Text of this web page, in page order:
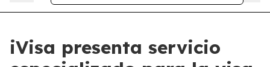
iVisa presenta servicio